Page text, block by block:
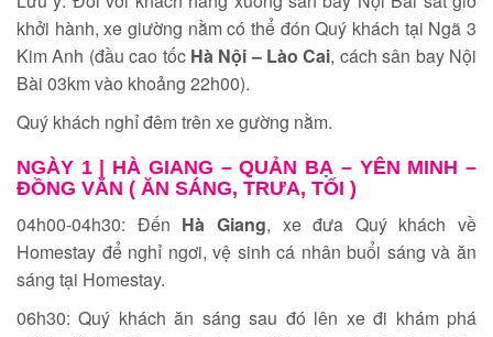
khởi hành, xe giường nằm có thể đón Quý khách tại Ngã 3
Kim Anh (đầu cao tốc Hà Nội – Lào Cai, cách sân bay Nội
Bài 03km vào khoảng 22h00).
Quý khách nghỉ đêm trên xe gường nằm.
NGÀY 1 |
HÀ GIANG – QUẢN BẠ – YÊN MINH –
ĐỒNG VĂN ( ĂN SÁNG, TRƯA, TỐI )
04h00-04h30: Đến Hà Giang, xe đưa Quý khách về
Homestay để nghỉ ngơi, vệ sinh cá nhân buổi sáng và ăn
sáng tại Homestay.
06h30: Quý khách ăn sáng sau đó lên xe đi khám phá